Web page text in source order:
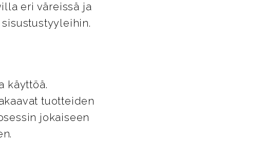
eri väreissä ja
käyttöä.
tuotteiden
jokaiseen